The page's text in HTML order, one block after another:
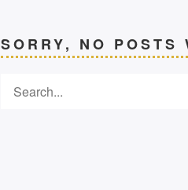
SORRY, NO POSTS